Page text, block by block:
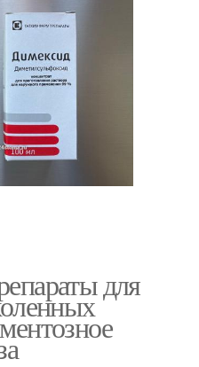
для